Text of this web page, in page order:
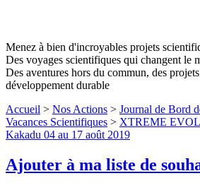
Menez à bien d'incroyables projets
Des voyages scientifiques qui changent le
Des aventures hors du commun, des
développement durable
Accueil > Nos Actions > Journal de Bord
Vacances Scientifiques > XTREME
Kakadu 04 au 17 août 2019
Ajouter à ma liste de